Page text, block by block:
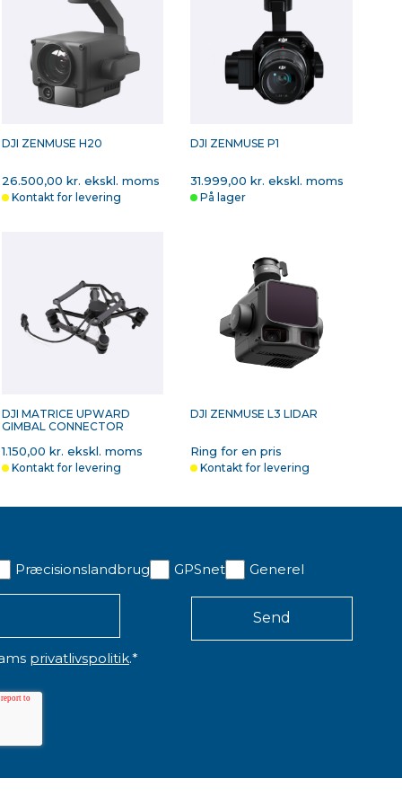
SURVEY, 1 ÅRS
kr. ekskl.
Kontakt for levering
EVIGHEDSLICENS
35.500,00 kr. ekskl.
MAPPER 1 ÅRS
Kontakt for levering
PIX4DMATIC, 3 ÅRS LICENS
Kontakt for levering
DJI ZENMUSE H20
26.500,00 kr. ekskl. moms
Kontakt for levering
DJI ZENMUSE P1
31.999,00 kr. ekskl. moms
På lager
DJI MATRICE UPWARD
GIMBAL CONNECTOR
1.150,00 kr. ekskl. moms
Kontakt for levering
DJI ZENMUSE L3 LIDAR
Ring for en pris
Kontakt for levering
Præcisionslandbrug GPSnet Generel
privatlivspolitik.*